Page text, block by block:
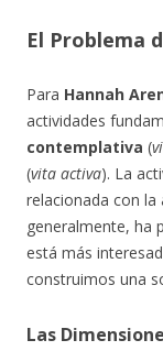
El Problema
Para Hannah
actividades
contemplativa (
(vita activa). La
relacionada con la
generalmente, ha
está más
construimos una
Las